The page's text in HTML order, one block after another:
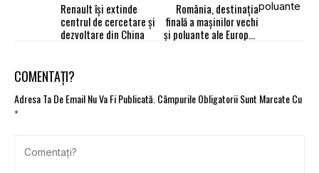
Renault își extinde
centrul de cercetare și
dezvoltare din China
România, destinația
finală a mașinilor vechi
și poluante ale Europei.
COMENTAȚI?
Adresa Ta De Email Nu Va Fi Publicată.Câmpurile Obligatorii Sunt Marcate Cu
*